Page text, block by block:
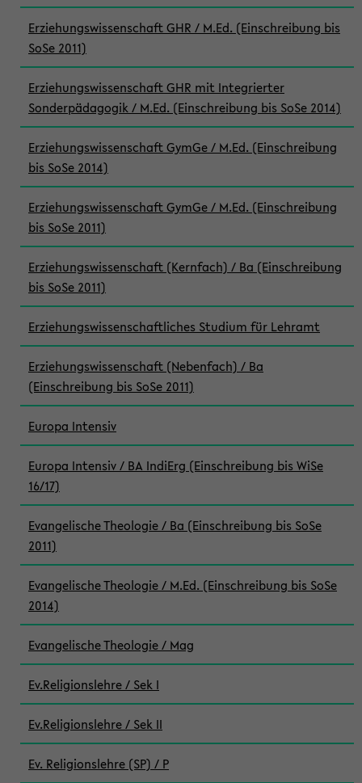
Erziehungswissenschaft GHR / M.Ed. (Einschreibung bis
SoSe 2011)
Erziehungswissenschaft GHR mit Integrierter
Sonderpädagogik / M.Ed. (Einschreibung bis SoSe 2014)
Erziehungswissenschaft GymGe / M.Ed. (Einschreibung
bis SoSe 2014)
Erziehungswissenschaft GymGe / M.Ed. (Einschreibung
bis SoSe 2011)
Erziehungswissenschaft (Kernfach) / Ba (Einschreibung
bis SoSe 2011)
Erziehungswissenschaftliches Studium für Lehramt
Erziehungswissenschaft (Nebenfach) / Ba
(Einschreibung bis SoSe 2011)
Europa Intensiv
Europa Intensiv / BA IndiErg (Einschreibung bis WiSe
16/17)
Evangelische Theologie / Ba (Einschreibung bis SoSe
2011)
Evangelische Theologie / M.Ed. (Einschreibung bis SoSe
2014)
Evangelische Theologie / Mag
Ev.Religionslehre / Sek I
Ev.Religionslehre / Sek II
Ev. Religionslehre (SP) / P